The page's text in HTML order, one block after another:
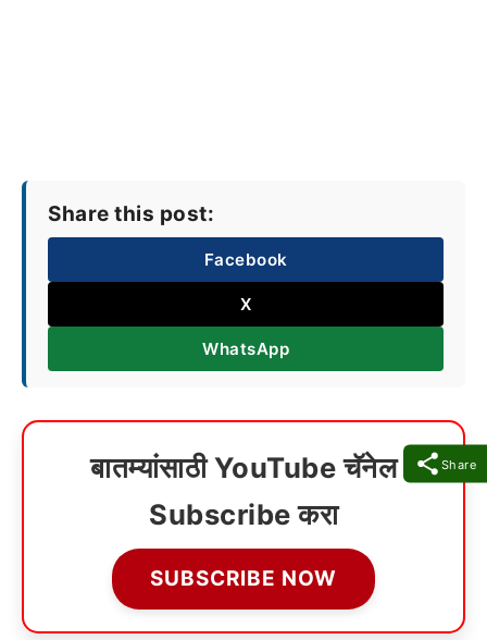
Share
Share this post:
Facebook
X
WhatsApp
बातम्यांसाठी YouTube चॅनेल
Subscribe करा
SUBSCRIBE NOW